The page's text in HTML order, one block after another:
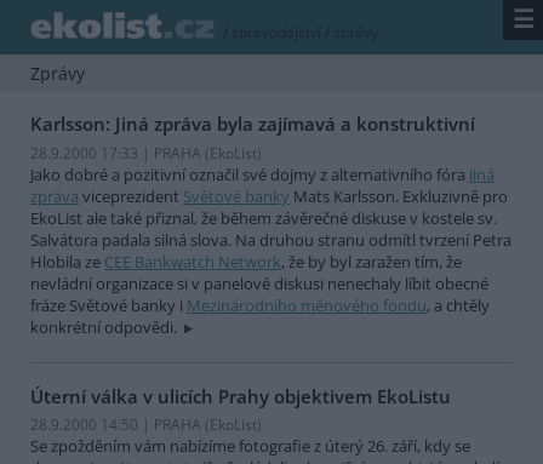
/ zpravodajství / zprávy ☰
Zprávy
Karlsson: Jiná zpráva byla zajímavá a konstruktivní
28.9.2000 17:33 | PRAHA (EkoList)
Jako dobré a pozitivní označil své dojmy z alternativního fóra Jiná
zpráva viceprezident Světové banky Mats Karlsson. Exkluzivně pro
EkoList ale také přiznal, že během závěrečné diskuse v kostele sv.
Salvátora padala silná slova. Na druhou stranu odmítl tvrzení Petra
Hlobila ze CEE Bankwatch Network, že by byl zaražen tím, že
nevládní organizace si v panelové diskusi nenechaly líbit obecné
fráze Světové banky i Mezinárodního měnového fondu, a chtěly
konkrétní odpovědi.
Úterní válka v ulicích Prahy objektivem EkoListu
28.9.2000 14:50 | PRAHA (EkoList)
Se zpožděním vám nabízíme fotografie z úterý 26. září, kdy se